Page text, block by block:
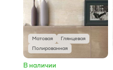
Матовая
Глянцевая
Полированная
В наличии